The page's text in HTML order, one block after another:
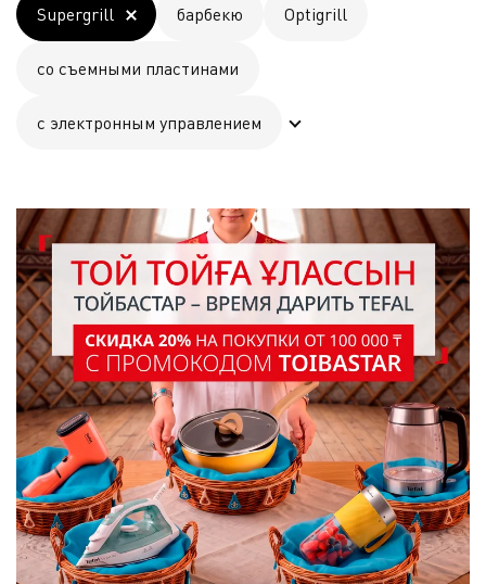
Supergrill барбекю Optigrill
со съемными пластинами
с электронным управлением